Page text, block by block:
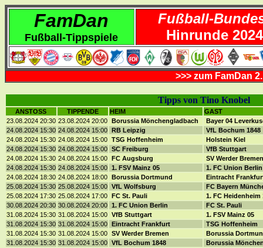
FamDan
Fußball-Tippspiele
Fußball-
Hinrunde
>>> zum FamDan
Tipps von Tino Knobel
ANSTOSS TIPPENDE HEIM
GAST
23.08.2024 20:30 23.08.2024 20:00 Borussia Mönchengladbach
Bayer 04
24.08.2024 15:30 24.08.2024 15:00 RB Leipzig
VfL Bochum 1848
24.08.2024 15:30 24.08.2024 15:00 TSG Hoffenheim
Holstein Kiel
24.08.2024 15:30 24.08.2024 15:00 SC Freiburg
VfB Stuttgart
24.08.2024 15:30 24.08.2024 15:00 FC Augsburg
SV Werder
24.08.2024 15:30 24.08.2024 15:00 1. FSV Mainz 05
1. FC Union
24.08.2024 18:30 24.08.2024 18:00 Borussia Dortmund
Eintracht
25.08.2024 15:30 25.08.2024 15:00 VfL Wolfsburg
FC Bayern
25.08.2024 17:30 25.08.2024 17:00 FC St. Pauli
1. FC Heidenheim
30.08.2024 20:30 30.08.2024 20:00 1. FC Union Berlin
FC St. Pauli
31.08.2024 15:30 31.08.2024 15:00 VfB Stuttgart
1. FSV Mainz 05
31.08.2024 15:30 31.08.2024 15:00 Eintracht Frankfurt
TSG Hoffenheim
31.08.2024 15:30 31.08.2024 15:00 SV Werder Bremen
Borussia
31.08.2024 15:30 31.08.2024 15:00 VfL Bochum 1848
Borussia